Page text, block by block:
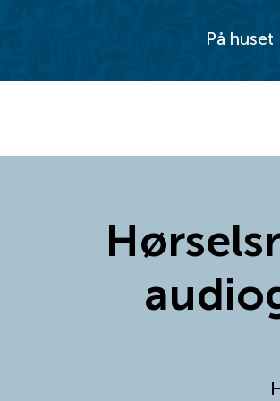
På huset